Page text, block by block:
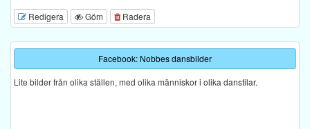
Redigera Göm Radera
Facebook: Nobbes dansbilder
Lite bilder från olika ställen, med olika människor i olika danstilar.